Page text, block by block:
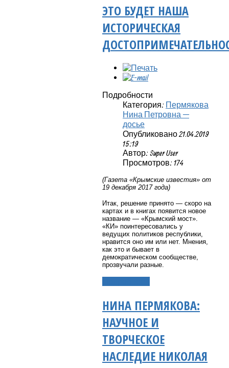
ЭТО БУДЕТ НАША
ИСТОРИЧЕСКАЯ
Подробности
Категория: Пермякова
Нина Петровна —
досье
Опубликовано 21.04.2019
15:19
Автор: Super User
Просмотров: 174
(Газета «Крымские известия» от
19 декабря 2017 года)
Итак, решение принято — скоро на
картах и в книгах появится новое
название — «Крымский мост».
«КИ» поинтересовались у
ведущих политиков республики,
нравится оно им или нет. Мнения,
как это и бывает в
демократическом сообществе,
прозвучали разные.
НИНА ПЕРМЯКОВА:
НАУЧНОЕ И
ТВОРЧЕСКОЕ
НАСЛЕДИЕ НИКОЛАЯ